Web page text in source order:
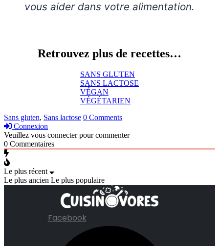
vous aider dans votre alimentation.
Retrouvez plus de recettes…
SANS GLUTEN
SANS LACTOSE
VÉGAN
VÉGÉTARIEN
Sans gluten, Sans lactose 0 Comments
Connexion
Veuillez vous connecter pour commenter
0 Commentaires
Le plus récent
Le plus ancien Le plus populaire
Facebook